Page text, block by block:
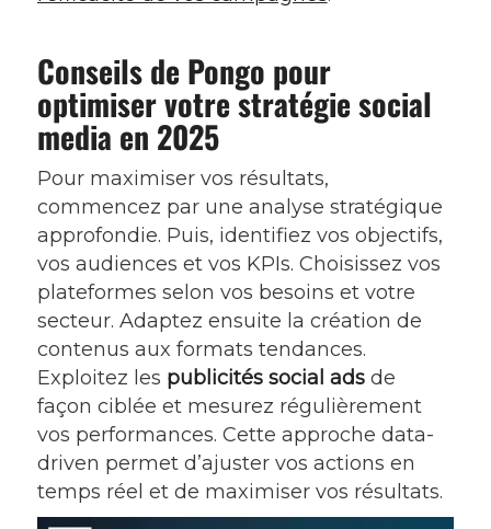
Conseils de Pongo pour
optimiser votre stratégie social
media en 2025
Pour maximiser vos résultats,
commencez par une analyse stratégique
approfondie. Puis, identifiez vos objectifs,
vos audiences et vos KPIs. Choisissez vos
plateformes selon vos besoins et votre
secteur. Adaptez ensuite la création de
contenus aux formats tendances.
Exploitez les publicités social adsde
façon ciblée et mesurez régulièrement
vos performances. Cette approche data-
driven permet d’ajuster vos actions en
temps réel et de maximiser vos résultats.